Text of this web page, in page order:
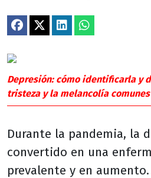
Depresión: cómo identificarla y
tristeza y la melancolía comunes
Durante la pandemia, la
convertido en una
prevalente y en aumento.